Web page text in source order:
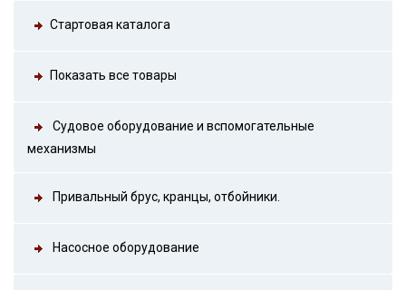
Стартовая каталога
Показать все товары
Судовое оборудование и вспомогательные
механизмы
Привальный брус, кранцы, отбойники.
Насосное оборудование